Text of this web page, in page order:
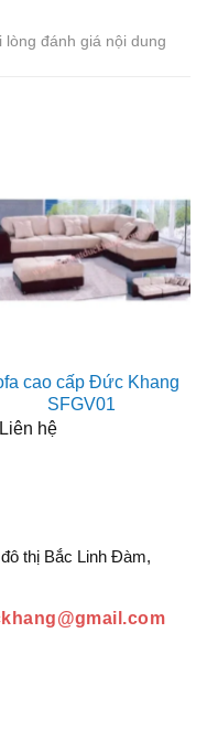
lòng đánh giá nội dung
cao cấp Đức Khang
SFGV01
Liên hệ
thị Bắc Linh Đàm,